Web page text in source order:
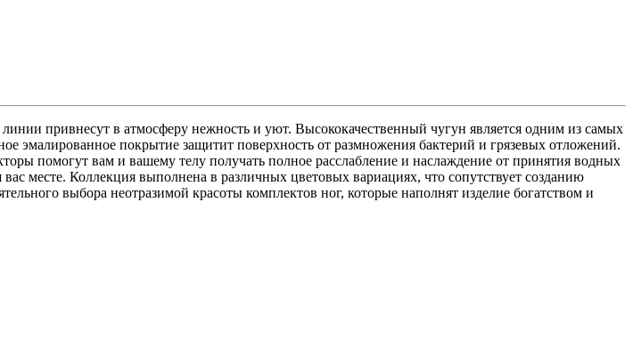
привнесут в атмосферу нежность и уют. Высококачественный чугун является одним из самых
эмалированное покрытие защитит поверхность от размножения бактерий и грязевых отложений.
помогут вам и вашему телу получать полное расслабление и наслаждение от принятия водных
месте. Коллекция выполнена в различных цветовых вариациях, что сопутствует созданию
выбора неотразимой красоты комплектов ног, которые наполнят изделие богатством и